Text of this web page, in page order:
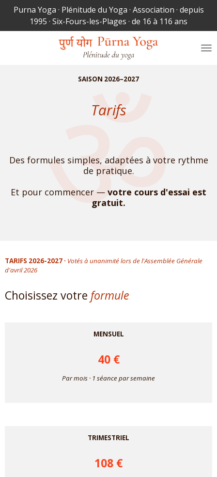
Passer
contenu
Purna Yoga · Plénitude du Yoga · Association · depuis
1995 · Six-Fours-les-Plages · de 16 à 116 ans
SAISON 2026–2027
Tarifs
Des formules simples, adaptées à votre rythme
de pratique.
Et pour commencer — votre cours d'essai est
gratuit.
TARIFS 2026-2027 · Votés à unanimité lors de l'Assemblée Générale
d'avril 2026
Choisissez votre formule
MENSUEL
40 €
Par mois · 1 séance par semaine
TRIMESTRIEL
108 €